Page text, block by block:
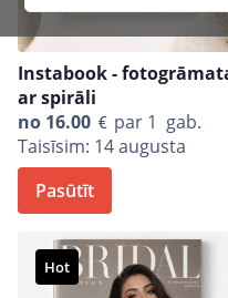
Instabook -
ar spirāli
no 16.00
par 1 gab.
Taisīsim: 14 augusta
Pasūtīt
Hot